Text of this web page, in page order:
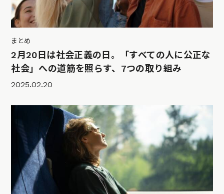
まとめ
2月20日は社会正義の日。「すべての人に公正な
社会」への道筋を照らす、7つの取り組み
2025.02.20